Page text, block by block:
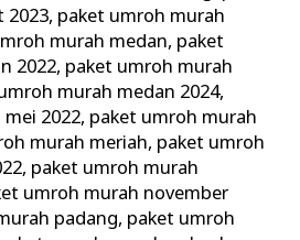
2023, paket umroh murah
murah medan, paket
2022, paket umroh murah
murah medan 2024,
2022, paket umroh murah
murah meriah, paket umroh
, paket umroh murah
umroh murah november
padang, paket umroh